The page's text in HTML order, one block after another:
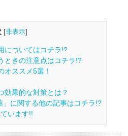
[非表示]
についてはコチラ!?
ときの注意点はコチラ!?
オススメ5選！
効果的な対策とは？
」に関する他の記事はコチラ!?
います!!